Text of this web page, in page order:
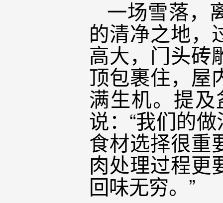
一场雪落，
的清净之地，
高大，门头砖
顶包裹住，屋
满生机。提
说：“我们的
食材选择很重
肉处理过程更
回味无穷。”